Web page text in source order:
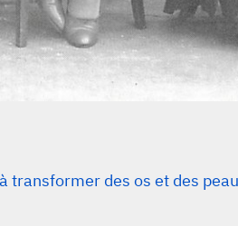
des os et des